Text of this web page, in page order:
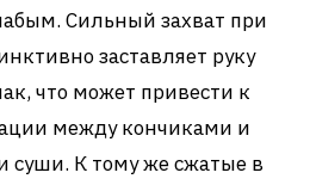
Сильный захват при
заставляет руку
что может привести к
между кончиками и
суши. К тому же сжатые в